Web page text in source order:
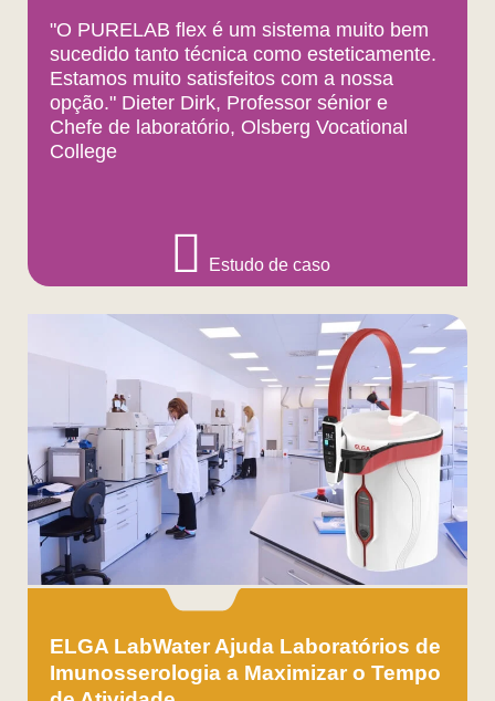
"O PURELAB flex é um sistema muito bem
sucedido tanto técnica como esteticamente.
Estamos muito satisfeitos com a nossa
opção." Dieter Dirk, Professor sénior e
Chefe de laboratório, Olsberg Vocational
College
Estudo de caso
ELGA LabWater Ajuda Laboratórios de
Imunosserologia a Maximizar o Tempo